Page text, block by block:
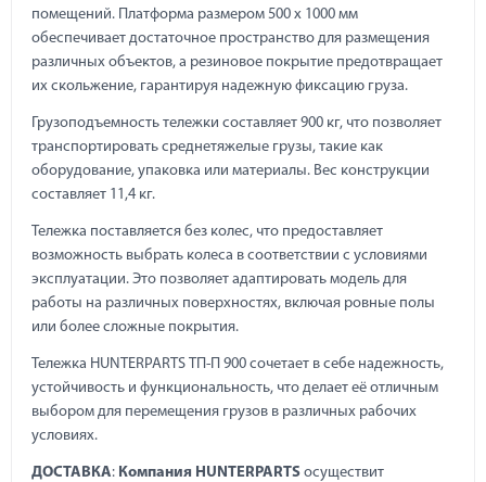
помещений. Платформа размером 500 х 1000 мм
обеспечивает достаточное пространство для размещения
различных объектов, а резиновое покрытие предотвращает
их скольжение, гарантируя надежную фиксацию груза.
Грузоподъемность тележки составляет 900 кг, что позволяет
транспортировать среднетяжелые грузы, такие как
оборудование, упаковка или материалы. Вес конструкции
составляет 11,4 кг.
Тележка поставляется без колес, что предоставляет
возможность выбрать колеса в соответствии с условиями
эксплуатации. Это позволяет адаптировать модель для
работы на различных поверхностях, включая ровные полы
или более сложные покрытия.
Тележка HUNTERPARTS ТП-П 900 сочетает в себе надежность,
устойчивость и функциональность, что делает её отличным
выбором для перемещения грузов в различных рабочих
условиях.
ДОСТАВКА: Компания HUNTERPARTS осуществит